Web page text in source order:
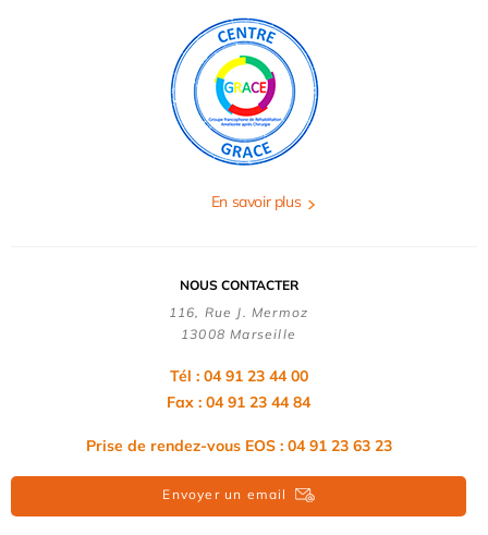
En savoir plus
NOUS CONTACTER
116, Rue J. Mermoz
13008 Marseille
Tél : 04 91 23 44 00
Fax : 04 91 23 44 84
Prise de rendez-vous EOS : 04 91 23 63 23
Envoyer un email